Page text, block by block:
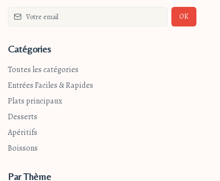
OK
Catégories
Toutes les catégories
Entrées Faciles & Rapides
Plats principaux
Desserts
Apéritifs
Boissons
Par Thème